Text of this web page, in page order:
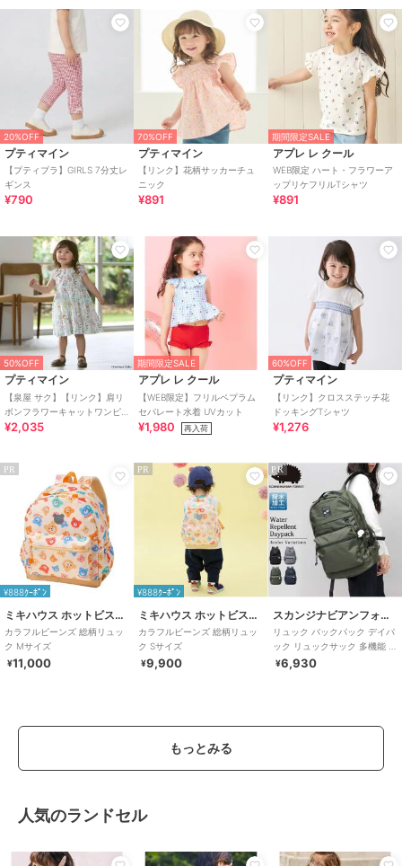
20%OFF
プティマイン
【プティプラ】GIRLS 7分丈レ
ギンス
¥790
70%OFF
プティマイン
【リンク】花柄サッカーチュ
ニック
¥891
期間限定SALE
アプレ レ クール
WEB限定 ハート・フラワーア
ップリケフリルTシャツ
¥891
50%OFF
プティマイン
【泉屋 サク】【リンク】肩リ
ボンフラワーキャットワンピ
ース
¥2,035
期間限定SALE
アプレ レ クール
【WEB限定】フリルペプラム
セパレート水着 UVカット
¥1,980 再入荷
60%OFF
プティマイン
【リンク】クロスステッチ花
ドッキングTシャツ
¥1,276
PR
¥888ｸｰﾎﾟﾝ
ミキハウス ホットビスケッツ
カラフルビーンズ 総柄リュッ
ク Mサイズ
¥11,000
PR
¥888ｸｰﾎﾟﾝ
ミキハウス ホットビスケッツ
カラフルビーンズ 総柄リュッ
ク Sサイズ
¥9,900
PR
スカンジナビアンフォレスト
リュック バックパック デイパ
ック リュックサック 多機能 レ
ディース 通勤 通学 マザーズリ
¥6,930
もっとみる
人気のランドセル